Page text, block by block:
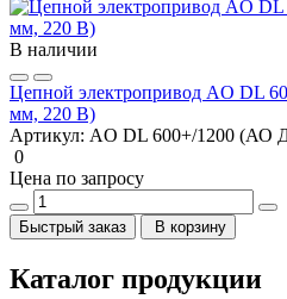
В наличии
Цепной электропривод AO DL
мм, 220 В)
Артикул: AO DL 600+/1200 (АО
0
Цена по запросу
Быстрый заказ В корзину
Каталог продукции